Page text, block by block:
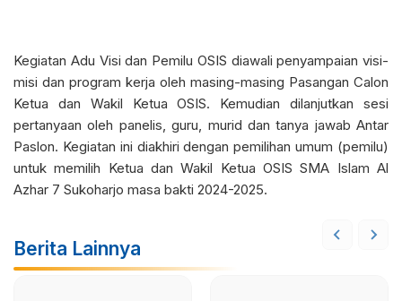
Kegiatan Adu Visi dan Pemilu OSIS diawali penyampaian visi-
misi dan program kerja oleh masing-masing Pasangan Calon
Ketua dan Wakil Ketua OSIS. Kemudian dilanjutkan sesi
pertanyaan oleh panelis, guru, murid dan tanya jawab Antar
Paslon. Kegiatan ini diakhiri dengan pemilihan umum (pemilu)
untuk memilih Ketua dan Wakil Ketua OSIS SMA Islam Al
Azhar 7 Sukoharjo masa bakti 2024-2025.
Berita Lainnya